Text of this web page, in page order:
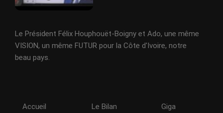
Le Président Félix Houphouët-Boigny et Ado, une même
VISION, un même FUTUR pour la Côte d'Ivoire, notre
beau pays.
Accueil
Le Bilan
Giga